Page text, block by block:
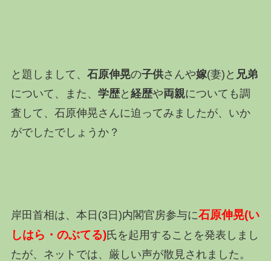
と題しまして、 石原伸晃の子供さんや嫁(妻)と 兄弟
について、また、 学歴と 経歴や両親についても調
査して、石原伸晃さんに迫ってみましたが、いか
がでしたでしょうか？
岸田首相は、本日(3日)内閣官房参与に石原伸晃(い
しはら・のぶてる)氏を起用することを発表しまし
たが、ネットでは、厳しい声が散見されました。